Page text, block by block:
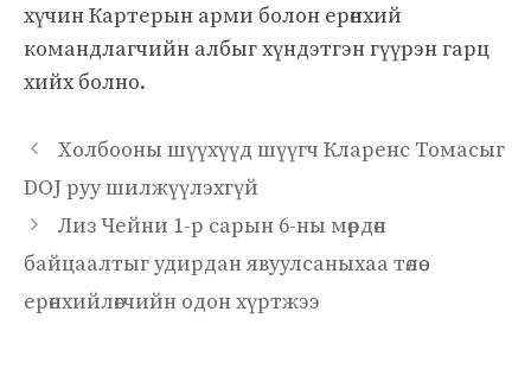
хүчин Картерын арми болон ерөнхий
командлагчийн албыг хүндэтгэн гүүрэн гарц
хийх болно.
Холбооны шүүхүүд шүүгч Кларенс Томасыг
DOJ руу шилжүүлэхгүй
Лиз Чейни 1-р сарын 6-ны мөрдөн
байцаалтыг удирдан явуулсаныхаа төлөө
ерөнхийлөгчийн одон хүртжээ